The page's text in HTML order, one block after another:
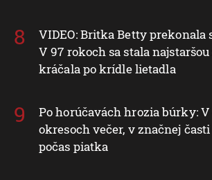
VIDEO: Britka Betty prekonala
V 97 rokoch sa stala
kráčala po krídle lietadla
Po horúčavách hrozia búrky:
okresoch večer, v značnej
počas piatka